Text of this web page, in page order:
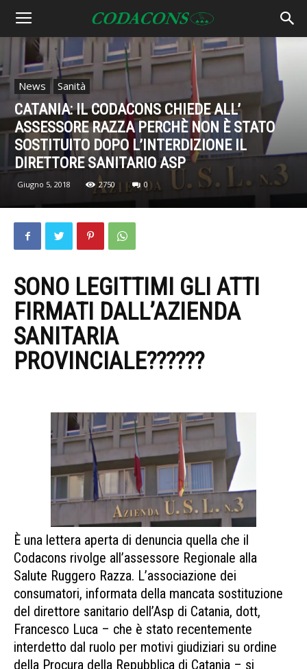
News Sanità
CATANIA: IL CODACONS CHIEDE ALL’
ASSESSORE RAZZA PERCHÈ NON È STATO
SOSTITUITO DOPO L’INTERDIZIONE IL
DIRETTORE SANITARIO ASP
Giugno 5, 2018 2750 0
SONO LEGITTIMI GLI ATTI
FIRMATI DALL’AZIENDA
SANITARIA
PROVINCIALE??????
È una lettera aperta di denuncia quella che il
Codacons rivolge all’assessore Regionale alla
Salute Ruggero Razza. L’associazione dei
consumatori, informata della mancata sostituzione
del direttore sanitario dell’Asp di Catania, dott,
Francesco Luca – che è stato recentemente
interdetto dal ruolo per motivi giudiziari su ordine
della Procura della Repubblica di Catania – si